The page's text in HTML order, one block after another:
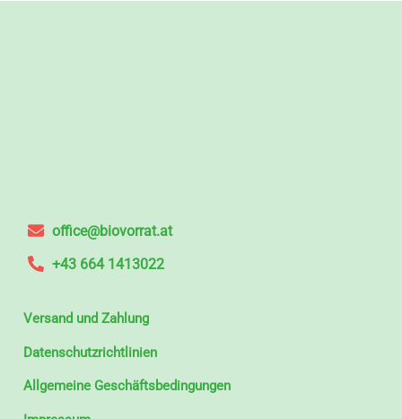
office@biovorrat.at
+43 664 1413022
Versand und Zahlung
Datenschutzrichtlinien
Allgemeine Geschäftsbedingungen